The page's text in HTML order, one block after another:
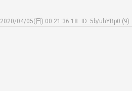
2020/04/05(日) 00:21:36.18
ID: 5b/uhYBp0 (9)